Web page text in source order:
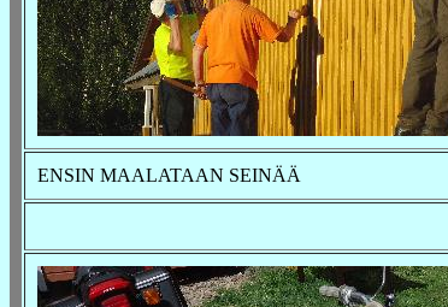
ENSIN MAALATAAN SEINÄÄ